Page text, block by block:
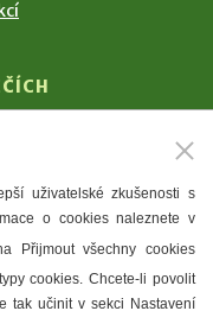
uživatelské zkušenosti s
o cookies naleznete v
Přijmout všechny cookies
cookies. Chcete-li povolit
tak učinit v sekci Nastavení